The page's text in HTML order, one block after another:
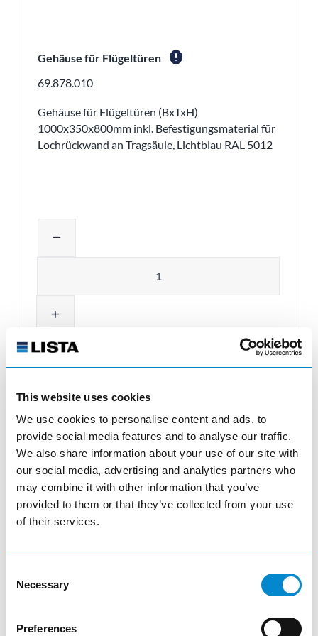
This website uses cookies
We use cookies to personalise content and ads, to
provide social media features and to analyse our traffic.
We also share information about your use of our site with
our social media, advertising and analytics partners who
may combine it with other information that you’ve
provided to them or that they’ve collected from your use
of their services.
Selection
Necessary
Preferences
Gehäuse für Flügeltüren report
69.878.010
Gehäuse für Flügeltüren (BxTxH)
1000x350x800mm inkl. Befestigungsmaterial für
Lochrückwand an Tragsäule, Lichtblau RAL 5012
remove
add
add_shopping_cart
69.881.010